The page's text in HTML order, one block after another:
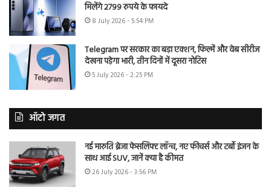
मिलेंगे 2799 रुपये के फायदे
8 July 2026 - 5:54 PM
Telegram पर सरकार का बड़ा एक्शन, फिल्में और वेब सीरीज
देखना पड़ेगा भारी, तीन दिनों में दूसरा नोटिस
5 July 2026 - 2:25 PM
ऑटो जगत
नई मारुति ब्रेजा फेसलिफ्ट लॉन्च, नए फीचर्स और टर्बो इंजन के
साथ आई SUV, जानें क्या है कीमत
26 July 2026 - 3:56 PM